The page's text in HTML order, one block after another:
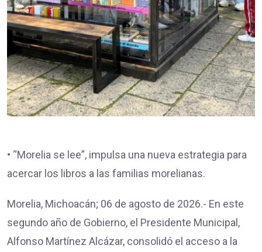
• “Morelia se lee”, impulsa una nueva estrategia para
acercar los libros a las familias morelianas.
Morelia, Michoacán; 06 de agosto de 2026.- En este
segundo año de Gobierno, el Presidente Municipal,
Alfonso Martínez Alcázar, consolidó el acceso a la